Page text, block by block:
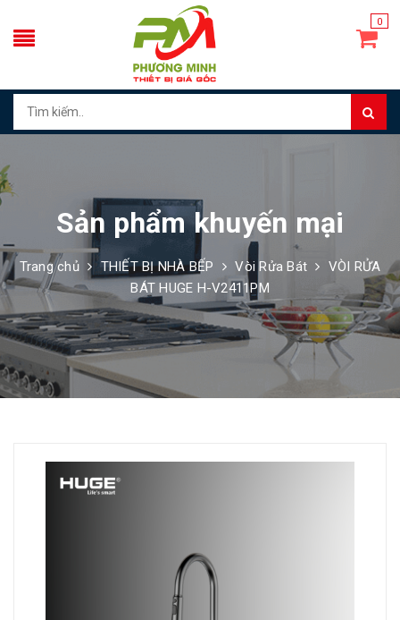
0
Sản phẩm khuyến mại
Trang chủ THIẾT BỊ NHÀ BẾP Vòi Rửa Bát
VÒI RỬA
BÁT HUGE H-V2411PM